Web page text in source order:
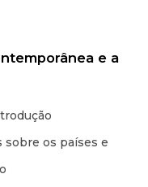
e a
sobre os países e